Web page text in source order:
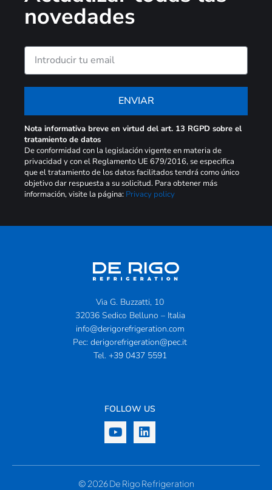
novedades
ENVIAR
Nota informativa breve en virtud del art. 13 RGPD sobre el
tratamiento de datos
De conformidad con la legislación vigente en materia de
privacidad y con el Reglamento UE 679/2016, se especifica
que el tratamiento de los datos facilitados tendrá como único
objetivo dar respuesta a su solicitud. Para obtener más
información, visite la página: Privacy policy
Via G. Buzzatti, 10
32036 Sedico Belluno – Italia
info@derigorefrigeration.com
Pec: derigorefrigeration@pec.it
Tel. +39 0437 5591
FOLLOW US
© 2026 De Rigo Refrigeration